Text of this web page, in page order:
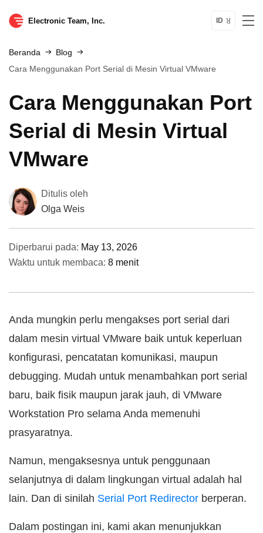
Electronic Team, Inc. ID
Beranda
Blog
Cara Menggunakan Port Serial di Mesin Virtual VMware
Cara Menggunakan Port
Serial di Mesin Virtual
VMware
Ditulis oleh
Olga Weis
Diperbarui pada: May 13, 2026
Waktu untuk membaca: 8 menit
Anda mungkin perlu mengakses port serial dari
dalam mesin virtual VMware baik untuk keperluan
konfigurasi, pencatatan komunikasi, maupun
debugging. Mudah untuk menambahkan port serial
baru, baik fisik maupun jarak jauh, di VMware
Workstation Pro selama Anda memenuhi
prasyaratnya.
Namun, mengaksesnya untuk penggunaan
selanjutnya di dalam lingkungan virtual adalah hal
lain. Dan di sinilah Serial Port Redirector berperan.
Dalam postingan ini, kami akan menunjukkan